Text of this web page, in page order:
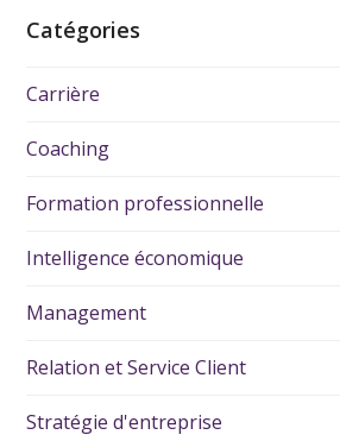
Catégories
Carrière
Coaching
Formation professionnelle
Intelligence économique
Management
Relation et Service Client
Stratégie d'entreprise